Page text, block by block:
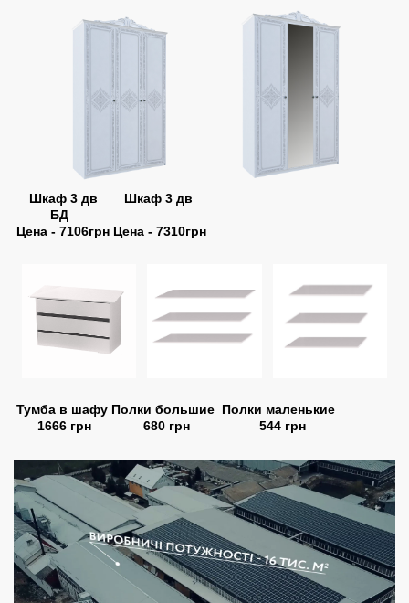
Шкаф 3 дв
БД
Цена - 7106грн
Шкаф 3 дв
Цена - 7310грн
Тумба в шафу
1666 грн
Полки большие
680 грн
Полки маленькие
544 грн